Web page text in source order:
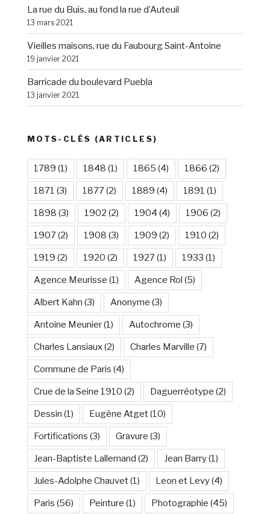
La rue du Buis, au fond la rue d’Auteuil
13 mars 2021
Vieilles maisons, rue du Faubourg Saint-Antoine
19 janvier 2021
Barricade du boulevard Puebla
13 janvier 2021
MOTS-CLÉS (ARTICLES)
1789 (1) 1848 (1) 1865 (4) 1866 (2)
1871 (3) 1877(2) 1889 (4) 1891 (1)
1898 (3) 1902 (2) 1904 (4) 1906 (2)
1907(2) 1908 (3) 1909 (2) 1910 (2)
1919 (2) 1920 (2) 1927(1) 1933 (1)
Agence Meurisse (1) Agence Rol (5)
Albert Kahn (3) Anonyme (3)
Antoine Meunier(1) Autochrome (3)
Charles Lansiaux(2) Charles Marville (7)
Commune de Paris (4)
Crue de la Seine 1910 (2) Daguerréotype (2)
Dessin (1) Eugène Atget(10)
Fortifications (3) Gravure (3)
Jean-Baptiste Lallemand (2) Jean Barry(1)
Jules-Adolphe Chauvet(1) Leon et Levy(4)
Paris (56) Peinture (1) Photographie (45)